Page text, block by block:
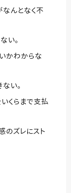
んとなく不
い。
かわからな
い。
くらまで支払
のズレにスト